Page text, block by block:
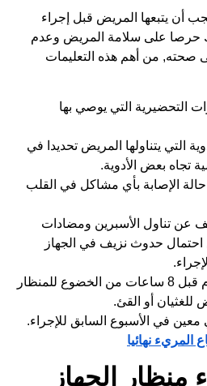
أن يتبعها المريض قبل إجراء
حرصا على سلامة المريض وعدم
صحته, من أهم هذه التعليمات
التحضيرية التي يوصي بها
التي يتناولها المريض تحديدا في
تجاه بعض الأدوية.
حالة الإصابة بأي مشاكل في القلب
عن تناول الأسبرين ومضادات
من احتمال حدوث نزيف في الجهاز
عدم تناول الطعام قبل 8 ساعات من الخضوع للمنظار
للغثيان أو القئ.
معين في الأسبوع السابق للإجراء.
المريء نهائيا
منظار الجهاز